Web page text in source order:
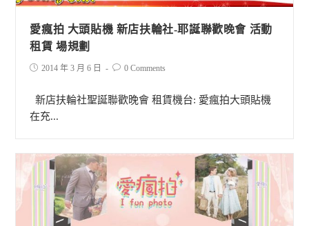
愛瘋拍 大頭貼機 新店扶輪社-耶誕聯歡晚會 活動
租賃 場規劃
2014 年 3 月 6 日 0 Comments
新店扶輪社聖誕聯歡晚會 租賃機台: 愛瘋拍大頭貼機
在充...